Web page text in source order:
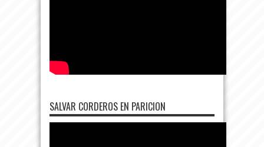
SALVAR CORDEROS EN PARICION